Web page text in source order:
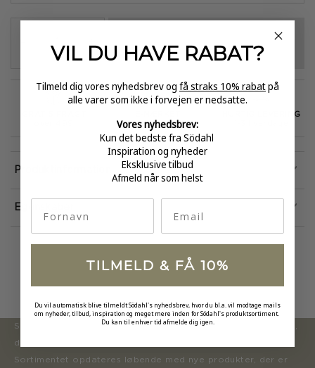
+ VÆLG VARIANT
certificeret
HURTIG LEVERING
Egenskaber
Produktinformation
Södahl ønsker at tilbyde en moderne og attraktiv kollektion,
der inspirerer forbrugerne til at forny deres hjem.
Sortimentet opdateres løbende med nye produkter, der er
VIL DU HAVE RABAT?
Tilmeld dig vores nyhedsbrev og få straks 10% rabatpå
alle varer som ikke i forvejen er nedsatte.
Vores nyhedsbrev:
Kun det bedste fra Södahl
Inspiration og nyheder
Eksklusive tilbud
Afmeld når som helst
TILMELD & FÅ 10%
Du vil automatisk blive tilmeldt Södahl's nyhedsbrev, hvor du bl.a. vil modtage mails
om nyheder, tilbud, inspiration og meget mere inden for Södahl's produktsortiment.
Du kan til enhver tid afmelde dig igen.